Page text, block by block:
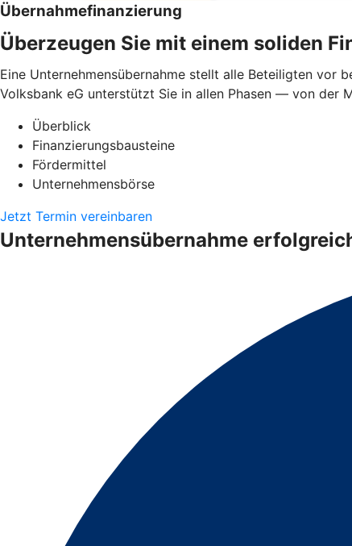
Übernahmefinanzierung
Überzeugen Sie mit einem soliden
Eine Unternehmensübernahme stellt alle Beteiligten vor
Volksbank eG unterstützt Sie in allen Phasen — von der
Überblick
Finanzierungsbausteine
Fördermittel
Unternehmensbörse
Jetzt Termin vereinbaren
Unternehmensübernahme